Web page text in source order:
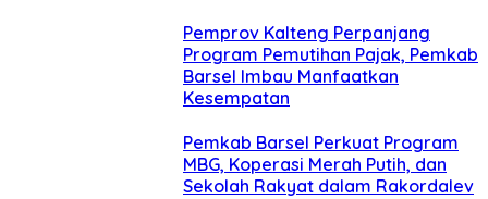
Pemprov Kalteng Perpanjang
Program Pemutihan Pajak, Pemkab
Barsel Imbau Manfaatkan
Kesempatan
Pemkab Barsel Perkuat Program
MBG, Koperasi Merah Putih, dan
Sekolah Rakyat dalam Rakordalev